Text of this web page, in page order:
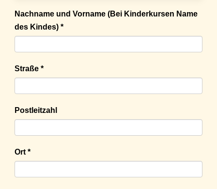
Nachname und Vorname (Bei Kinderkursen Name
des Kindes) *
Straße *
Postleitzahl
Ort *